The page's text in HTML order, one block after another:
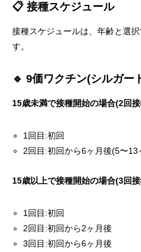
📋 接種スケジュール
接種スケジュールは、年齢と選
す。
🔹 9価ワクチン(シルガー
15歳未満で接種開始の場合(2回
1回目:初回
2回目:初回から6ヶ月後(5〜13
15歳以上で接種開始の場合(3回
1回目:初回
2回目:初回から2ヶ月後
3回目:初回から6ヶ月後